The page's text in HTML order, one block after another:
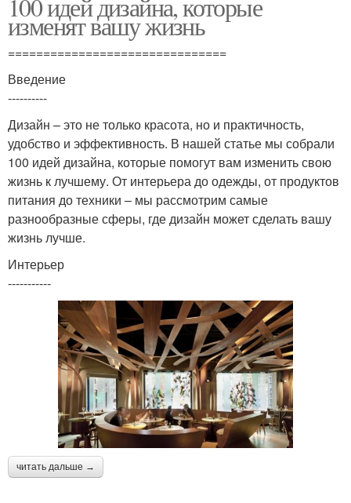
100 идей дизайна, которые
изменят вашу жизнь
===============================
Введение
----------
Дизайн – это не только красота, но и практичность,
удобство и эффективность. В нашей статье мы собрали
100 идей дизайна, которые помогут вам изменить свою
жизнь к лучшему. От интерьера до одежды, от продуктов
питания до техники – мы рассмотрим самые
разнообразные сферы, где дизайн может сделать вашу
жизнь лучше.
Интерьер
-----------
читать дальше →